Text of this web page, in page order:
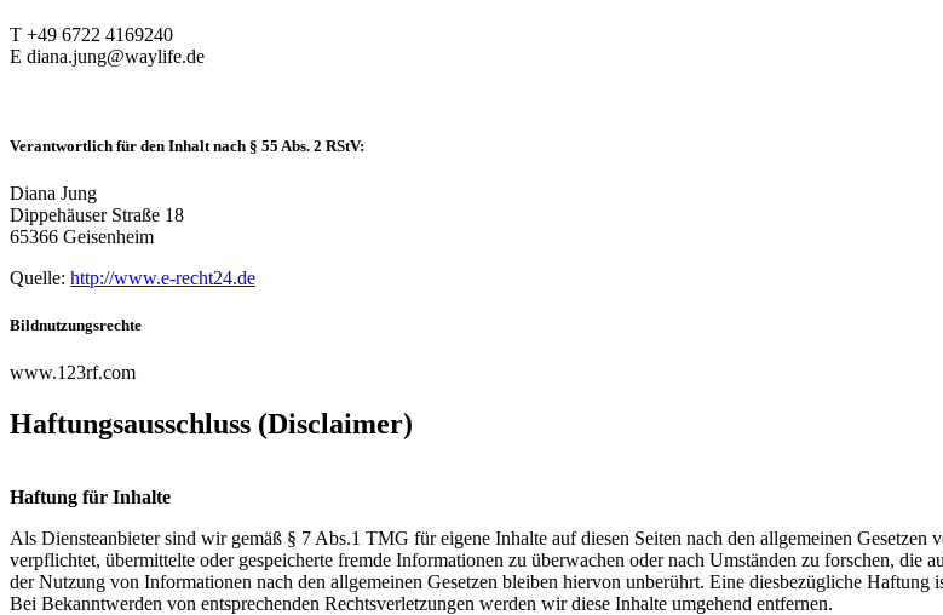
T +49 6722 4169240
E diana.jung@waylife.de
Verantwortlich für den Inhalt nach § 55 Abs. 2 RStV:
Diana Jung
Dippehäuser Straße 18
65366 Geisenheim
Quelle: http://www.e-recht24.de
Bildnutzungsrechte
www.123rf.com
Haftungsausschluss (Disclaimer)
Haftung für Inhalte
Als Diensteanbieter sind wir gemäß § 7 Abs.1 TMG für eigene Inhalte auf diesen Seiten nach den allgemeinen
verpflichtet, übermittelte oder gespeicherte fremde Informationen zu überwachen oder nach Umständen zu forschen,
der Nutzung von Informationen nach den allgemeinen Gesetzen bleiben hiervon unberührt. Eine diesbezügliche
Bei Bekanntwerden von entsprechenden Rechtsverletzungen werden wir diese Inhalte umgehend entfernen.